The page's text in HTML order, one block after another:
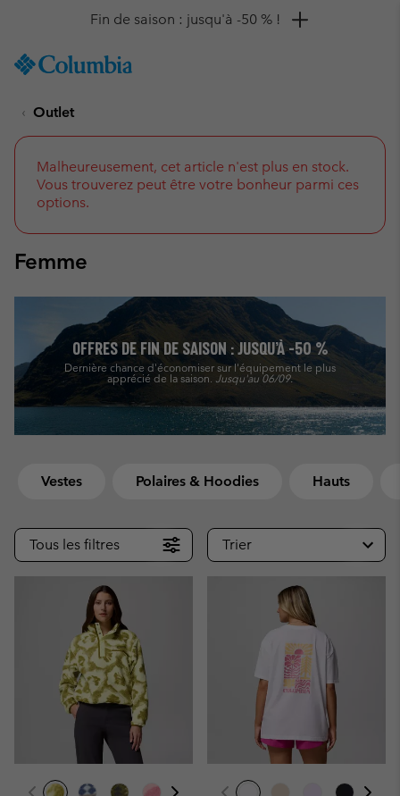
TO
SKIP
NAV
SKIP
TO
SEARCH
Remise de 10 % à saisir
Outlet
Malheureusement, cet article n'est plus en stock.
Vous trouverez peut être votre bonheur parmi ces
options.
Femme
OFFRES DE FIN DE SAISON : JUSQU’À -50 %
Dernière chance d'économiser sur l'équipement le plus
apprécié de la saison. Jusqu'au 06/09.
Vestes Polaires & Hoodies Hauts
Tous les filtres Trier